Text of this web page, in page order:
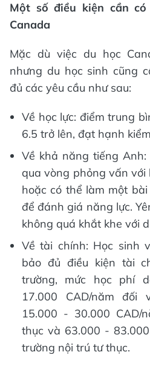
Một số điều kiện cần
Canada
Mặc dù việc du học
nhưng du học sinh cũng
đủ các yêu cầu như sau:
Về học lực: điểm trung
6.5 trở lên, đạt hạnh
Về khả năng tiếng
qua vòng phỏng vấn
hoặc có thể làm một
để đánh giá năng lực.
không quá khắt khe với
Về tài chính: Học sinh
bảo đủ điều kiện tài
trường, mức học phí
17.000 CAD/năm đối
15.000 - 30.000 CAD/
thục và 63.000 -
trường nội trú tư thục.